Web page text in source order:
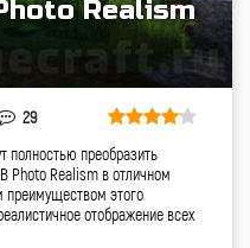
Realism
29
полностью преобразить
Photo Realism в отличном
этого
отображение всех